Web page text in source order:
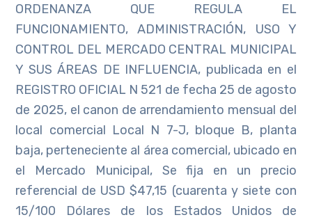
ORDENANZA QUE REGULA EL
FUNCIONAMIENTO, ADMINISTRACIÓN, USO Y
CONTROL DEL MERCADO CENTRAL MUNICIPAL
Y SUS ÁREAS DE INFLUENCIA, publicada en el
REGISTRO OFICIAL N 521 de fecha 25 de agosto
de 2025, el canon de arrendamiento mensual del
local comercial Local N 7-J, bloque B, planta
baja, perteneciente al área comercial, ubicado en
el Mercado Municipal, Se fija en un precio
referencial de USD $47,15 (cuarenta y siete con
15/100 Dólares de los Estados Unidos de